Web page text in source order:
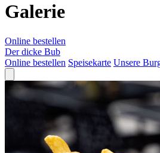
Galerie
Online bestellen
Der dicke Bub
Online bestellen Speisekarte Unsere